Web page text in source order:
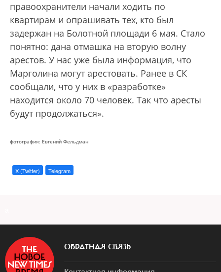
правоохранители начали ходить по
квартирам и опрашивать тех, кто был
задержан на Болотной площади 6 мая. Стало
понятно: дана отмашка на вторую волну
арестов. У нас уже была информация, что
Марголина могут арестовать. Ранее в СК
сообщали, что у них в «разработке»
находится около 70 человек. Так что аресты
будут продолжаться».
фотография: Евгений Фельдман
X (Twitter) Telegram
ОБРАТНАЯ СВЯЗЬ